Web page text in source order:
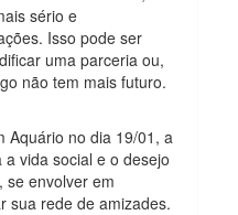
sério e
Isso pode ser
uma parceria ou,
não tem mais futuro.
Aquário no dia 19/01, a
vida social e o desejo
se envolver em
sua rede de amizades.